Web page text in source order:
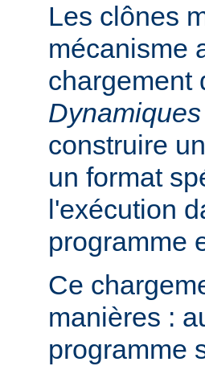
Les clônes
mécanisme
chargement
construire
un format
l'exécution
programme
Ce
manières :
programme